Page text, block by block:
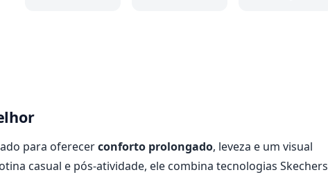
para oferecerconforto prolongado, leveza e um visual
casual e pós-atividade, ele combina tecnologias Skechers